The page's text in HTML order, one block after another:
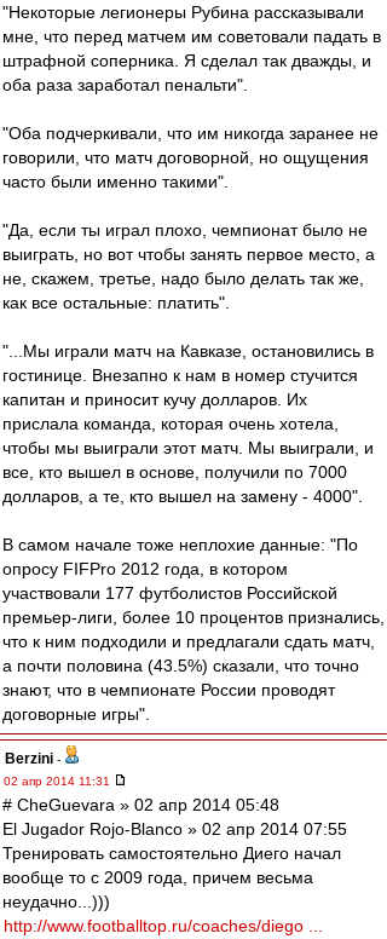
"Некоторые легионеры Рубина рассказывали
мне, что перед матчем им советовали падать в
штрафной соперника. Я сделал так дважды, и
оба раза заработал пенальти".
"Оба подчеркивали, что им никогда заранее не
говорили, что матч договорной, но ощущения
часто были именно такими".
"Да, если ты играл плохо, чемпионат было не
выиграть, но вот чтобы занять первое место, а
не, скажем, третье, надо было делать так же,
как все остальные: платить".
"...Мы играли матч на Кавказе, остановились в
гостинице. Внезапно к нам в номер стучится
капитан и приносит кучу долларов. Их
прислала команда, которая очень хотела,
чтобы мы выиграли этот матч. Мы выиграли, и
все, кто вышел в основе, получили по 7000
долларов, а те, кто вышел на замену - 4000".
В самом начале тоже неплохие данные: "По
опросу FIFPro 2012 года, в котором
участвовали 177 футболистов Российской
премьер-лиги, более 10 процентов признались,
что к ним подходили и предлагали сдать матч,
а почти половина (43.5%) сказали, что точно
знают, что в чемпионате России проводят
договорные игры".
Berzini -
02 апр 2014 11:31
# CheGuevara » 02 апр 2014 05:48
El Jugador Rojo-Blanco » 02 апр 2014 07:55
Тренировать самостоятельно Диего начал
вообще то с 2009 года, причем весьма
неудачно...)))
http://www.footballtop.ru/coaches/diego ...